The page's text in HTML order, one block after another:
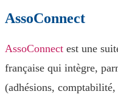
AssoConnect
AssoConnect est une
française qui intègre,
(adhésions,